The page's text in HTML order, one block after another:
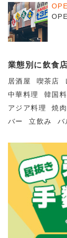
業態別に飲食
居酒屋 喫茶店
中華料理
韓国
アジア料理
焼肉
バー
立飲み バ